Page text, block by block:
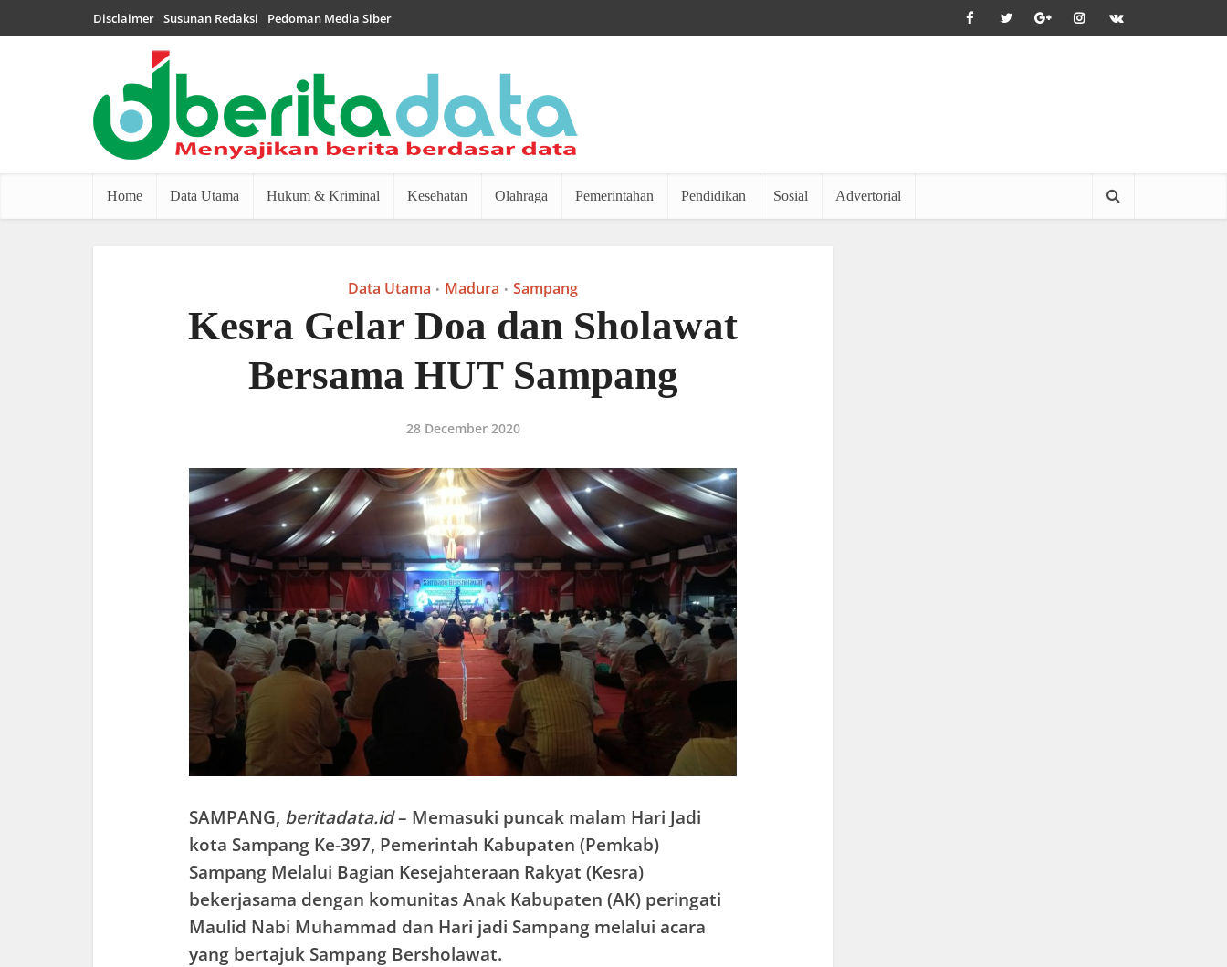
Disclaimer Susunan Redaksi Pedoman Media Siber
Home Data Utama Hukum & Kriminal Kesehatan Olahraga Pemerintahan Pendidikan Sosial Advertorial
Data Utama • Madura • Sampang
Kesra Gelar Doa dan Sholawat
Bersama HUT Sampang
28 December 2020
SAMPANG, beritadata.id– Memasuki puncak malam Hari Jadi
kota Sampang Ke-397, Pemerintah Kabupaten (Pemkab)
Sampang Melalui Bagian Kesejahteraan Rakyat (Kesra)
bekerjasama dengan komunitas Anak Kabupaten (AK) peringati
Maulid Nabi Muhammad dan Hari jadi Sampang melalui acara
yang bertajuk Sampang Bersholawat.